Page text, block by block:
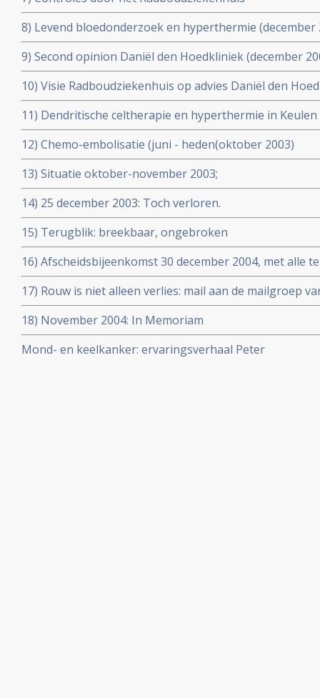
8) Levend bloedonderzoek en hyperthermie
9) Second opinion Daniël den Hoedkliniek (december
10) Visie Radboudziekenhuis op advies Daniël den
11) Dendritische celtherapie en hyperthermie in
12) Chemo-embolisatie (juni - heden(oktober 2003)
13) Situatie oktober-november 2003;
14) 25 december 2003: Toch verloren.
15) Terugblik: breekbaar, ongebroken
16) Afscheidsbijeenkomst 30 december 2004, met alle
17) Rouw is niet alleen verlies: mail aan de mailgroep
2004
18) November 2004: In Memoriam
Mond- en keelkanker: ervaringsverhaal Peter